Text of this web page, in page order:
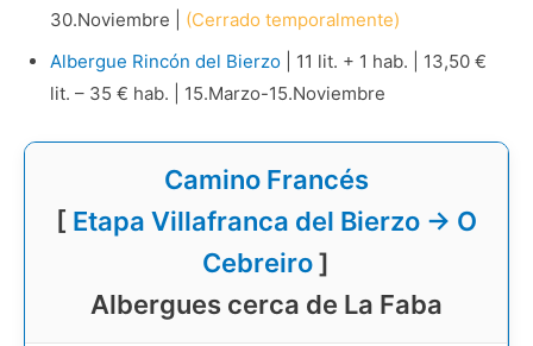
30.Noviembre | (Cerrado temporalmente)
Albergue Rincón del Bierzo| 11 lit. + 1 hab. | 13,50 €
lit. – 35 € hab. | 15.Marzo-15.Noviembre
Camino Francés
[ Etapa Villafranca del Bierzo → O
Cebreiro]
Albergues cerca de La Faba